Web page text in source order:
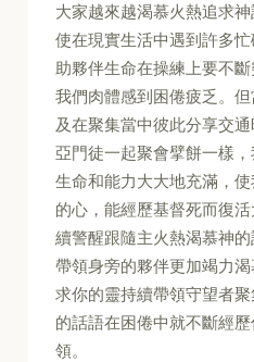
大家越來越渴慕火熱追求
使在現實生活中遇到許多
助夥伴生命在操練上要不
我們肉體感到困倦疲乏。
及在聚集當中彼此分享交
亞門徒一起聚會擘餅一樣
生命和能力大大地充滿，
的心，能經歷基督死而復
續警醒跟隨主火熱渴慕神
帶領身旁的夥伴更加竭力
求你的靈持續帶領守望者
的話語在困倦中就不斷經
領。